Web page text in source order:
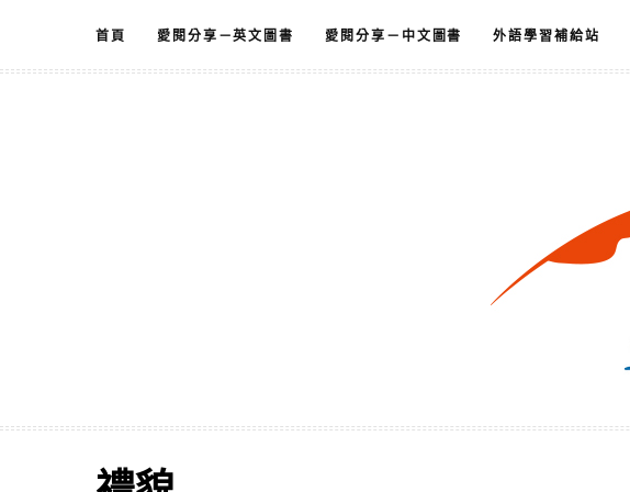
主
首頁 愛閱分享－英文圖書 愛閱分享－中文圖書 外語學習補給站